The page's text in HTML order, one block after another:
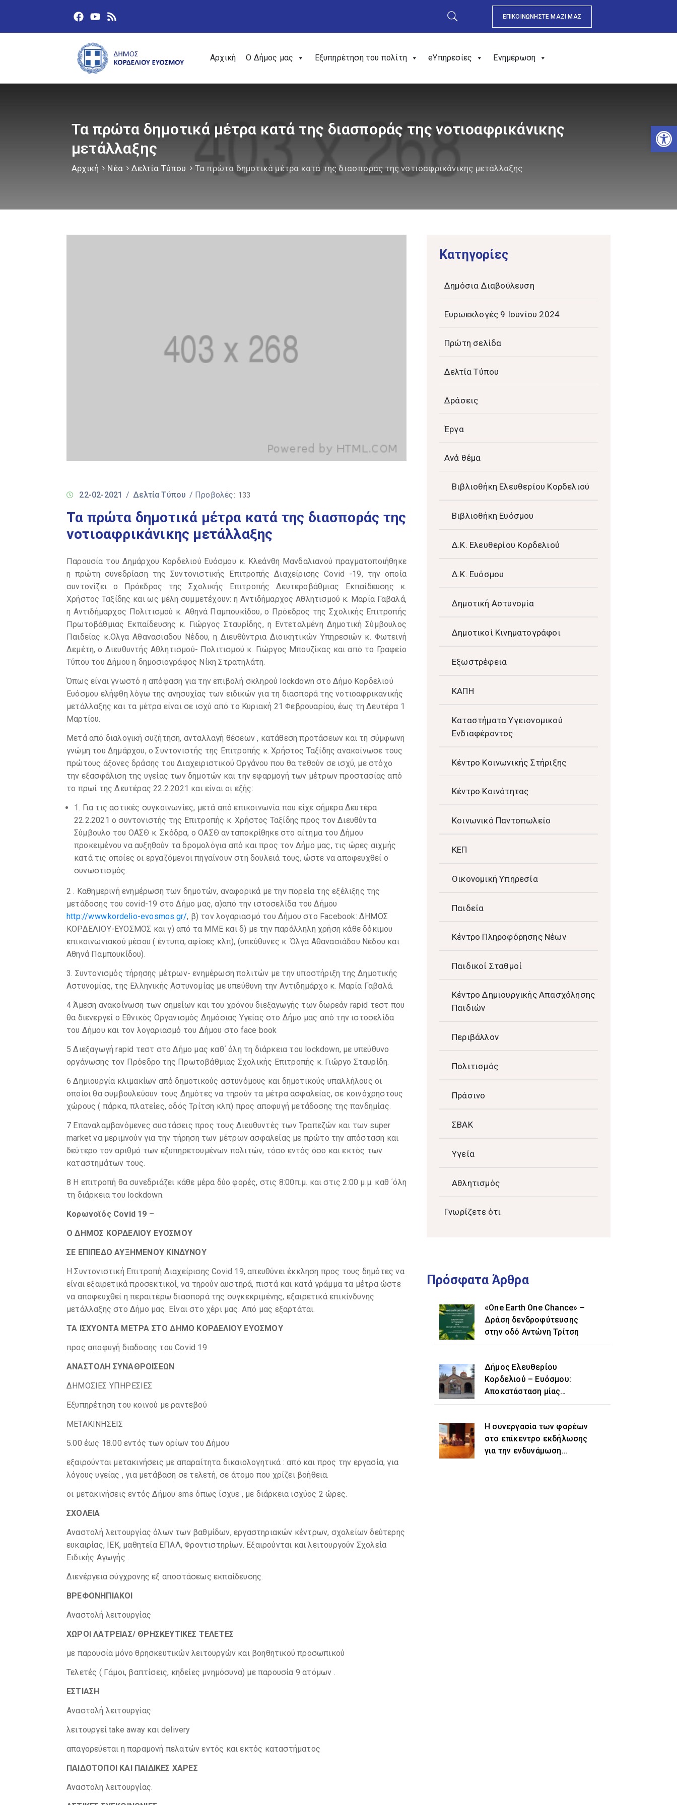
ΕΠΙΚΟΙΝΩΝΗΣΤΕ ΜΑΖΙ ΜΑΣ
Αρχική Ο Δήμος μας Εξυπηρέτηση του πολίτη eΥπηρεσίες Ενημέρωση
Τα πρώτα δημοτικά μέτρα κατά της διασποράς της νοτιοαφρικάνικης
μετάλλαξης
Αρχική Νέα Δελτία Τύπου Τα πρώτα δημοτικά μέτρα κατά της διασποράς της νοτιοαφρικάνικης μετάλλαξης
22-02-2021 / Δελτία Τύπου / Προβολές: 133
Τα πρώτα δημοτικά μέτρα κατά της διασποράς της
νοτιοαφρικάνικης μετάλλαξης
Παρουσία του Δημάρχου Κορδελιού Ευόσμου κ. Κλεάνθη Μανδαλιανού πραγματοποιήθηκε
η πρώτη συνεδρίαση της Συντονιστικής Επιτροπής Διαχείρισης Covid -19, την οποία
συντονίζει ο Πρόεδρος της Σχολικής Επιτροπής Δευτεροβάθμιας Εκπαίδευσης κ.
Χρήστος Ταξίδης και ως μέλη συμμετέχουν: η Αντιδήμαρχος Αθλητισμού κ. Μαρία Γαβαλά,
η Αντιδήμαρχος Πολιτισμού κ. Αθηνά Παμπουκίδου, ο Πρόεδρος της Σχολικής Επιτροπής
Πρωτοβάθμιας Εκπαίδευσης κ. Γιώργος Σταυρίδης, η Εντεταλμένη Δημοτική Σύμβουλος
Παιδείας κ.Ολγα Αθανασιαδου Νέδου, η Διευθύντρια Διοικητικών Υπηρεσιών κ. Φωτεινή
Δεμέτη, ο Διευθυντής Αθλητισμού- Πολιτισμού κ. Γιώργος Μπουζίκας και από το Γραφείο
Τύπου του Δήμου η δημοσιογράφος Νίκη Στρατηλάτη.
Όπως είναι γνωστό η απόφαση για την επιβολή σκληρού lockdown στο Δήμο Κορδελιού
Ευόσμου ελήφθη λόγω της ανησυχίας των ειδικών για τη διασπορά της νοτιοαφρικανικής
μετάλλαξης και τα μέτρα είναι σε ισχύ από το Κυριακή 21 Φεβρουαρίου, έως τη Δευτέρα 1
Μαρτίου.
Μετά από διαλογική συζήτηση, ανταλλαγή θέσεων , κατάθεση προτάσεων και τη σύμφωνη
γνώμη του Δημάρχου, ο Συντονιστής της Επιτροπής κ. Χρήστος Ταξίδης ανακοίνωσε τους
πρώτους άξονες δράσης του Διαχειριστικού Οργάνου που θα τεθούν σε ισχύ, με στόχο
την εξασφάλιση της υγείας των δημοτών και την εφαρμογή των μέτρων προστασίας από
το πρωί της Δευτέρας 22.2.2021 και είναι οι εξής:
1. Για τις αστικές συγκοινωνίες, μετά από επικοινωνία που είχε σήμερα Δευτέρα
22.2.2021 ο συντονιστής της Επιτροπής κ. Χρήστος Ταξίδης προς τον Διευθύντα
Σύμβουλο του ΟΑΣΘ κ. Σκόδρα, ο ΟΑΣΘ ανταποκρίθηκε στο αίτημα του Δήμου
προκειμένου να αυξηθούν τα δρομολόγια από και προς τον Δήμο μας, τις ώρες αιχμής
κατά τις οποίες οι εργαζόμενοι πηγαίνουν στη δουλειά τους, ώστε να αποφευχθεί ο
συνωστισμός.
2 . Καθημερινή ενημέρωση των δημοτών, αναφορικά με την πορεία της εξέλιξης της
μετάδοσης του covid-19 στο Δήμο μας, α)από την ιστοσελίδα του Δήμου
http://www.kordelio-evosmos.gr/, β) τον λογαριασμό του Δήμου στο Facebook: ΔΗΜΟΣ
ΚΟΡΔΕΛΙΟΥ-ΕΥΟΣΜΟΣ και γ) από τα ΜΜΕ και δ) με την παράλληλη χρήση κάθε δόκιμου
επικοινωνιακού μέσου ( έντυπα, αφίσες κλπ), (υπεύθυνες κ. Όλγα Αθανασιάδου Νέδου και
Αθηνά Παμπουκίδου).
3. Συντονισμός τήρησης μέτρων- ενημέρωση πολιτών με την υποστήριξη της Δημοτικής
Αστυνομίας, της Ελληνικής Αστυνομίας με υπεύθυνη την Αντιδημάρχο κ. Μαρία Γαβαλά.
4 Άμεση ανακοίνωση των σημείων και του χρόνου διεξαγωγής των δωρεάν rapid τεστ που
θα διενεργεί ο Εθνικός Οργανισμός Δημόσιας Υγείας στο Δήμο μας από την ιστοσελίδα
του Δήμου και τον λογαριασμό του Δήμου στο face book
5 Διεξαγωγή rapid τεστ στο Δήμο μας καθ΄ όλη τη διάρκεια του lockdown, με υπεύθυνο
οργάνωσης τον Πρόεδρο της Πρωτοβάθμιας Σχολικής Επιτροπής κ. Γιώργο Σταυρίδη.
6 Δημιουργία κλιμακίων από δημοτικούς αστυνόμους και δημοτικούς υπαλλήλους οι
οποίοι θα συμβουλεύουν τους Δημότες να τηρούν τα μέτρα ασφαλείας, σε κοινόχρηστους
χώρους ( πάρκα, πλατείες, οδός Τρίτση κλπ) προς αποφυγή μετάδοσης της πανδημίας.
7 Επαναλαμβανόμενες συστάσεις προς τους Διευθυντές των Τραπεζών και των super
market να μεριμνούν για την τήρηση των μέτρων ασφαλείας με πρώτο την απόσταση και
δεύτερο τον αριθμό των εξυπηρετουμένων πολιτών, τόσο εντός όσο και εκτός των
καταστημάτων τους.
8 Η επιτροπή θα συνεδριάζει κάθε μέρα δύο φορές, στις 8:00π.μ. και στις 2:00 μ.μ. καθ ΄όλη
τη διάρκεια του lockdown.
Κορωνοϊός Covid 19 –
Ο ΔΗΜΟΣ ΚΟΡΔΕΛΙΟΥ ΕΥΟΣΜΟΥ
ΣΕ ΕΠΙΠΕΔΟ ΑΥΞΗΜΕΝΟΥ ΚΙΝΔΥΝΟΥ
Η Συντονιστική Επιτροπή Διαχείρισης Covid 19, απευθύνει έκκληση προς τους δημότες να
είναι εξαιρετικά προσεκτικοί, να τηρούν αυστηρά, πιστά και κατά γράμμα τα μέτρα ώστε
να αποφευχθεί η περαιτέρω διασπορά της συγκεκριμένης, εξαιρετικά επικίνδυνης
μετάλλαξης στο Δήμο μας. Είναι στο χέρι μας. Από μας εξαρτάται.
ΤΑ ΙΣΧΥΟΝΤΑ ΜΕΤΡΑ ΣΤΟ ΔΗΜΟ ΚΟΡΔΕΛΙΟΥ ΕΥΟΣΜΟΥ
προς αποφυγή διαδοσης του Covid 19
ΑΝΑΣΤΟΛΗ ΣΥΝΑΘΡΟΙΣΕΩΝ
ΔΗΜΟΣΙΕΣ ΥΠΗΡΕΣΙΕΣ
Εξυπηρέτηση του κοινού με ραντεβού
ΜΕΤΑΚΙΝΗΣΕΙΣ
5.00 έως 18.00 εντός των ορίων του Δήμου
εξαιρούνται μετακινήσεις με απαραίτητα δικαιολογητικά : από και προς την εργασία, για
λόγους υγείας , για μετάβαση σε τελετή, σε άτομο που χρίζει βοήθεια.
οι μετακινήσεις εντός Δήμου sms όπως ίσχυε , με διάρκεια ισχύος 2 ώρες.
ΣΧΟΛΕΙΑ
Αναστολή λειτουργίας όλων των βαθμίδων, εργαστηριακών κέντρων, σχολείων δεύτερης
ευκαιρίας, ΙΕΚ, μαθητεία ΕΠΑΛ, Φροντιστηρίων. Εξαιρούνται και λειτουργούν Σχολεία
Ειδικής Αγωγής .
Διενέργεια σύγχρονης εξ αποστάσεως εκπαίδευσης.
ΒΡΕΦΟΝΗΠΙΑΚΟΙ
Αναστολή λειτουργίας
ΧΩΡΟΙ ΛΑΤΡΕΙΑΣ/ ΘΡΗΣΚΕΥΤΙΚΕΣ ΤΕΛΕΤΕΣ
με παρουσία μόνο θρησκευτικών λειτουργών και βοηθητικού προσωπικού
Τελετές ( Γάμοι, βαπτίσεις, κηδείες μνημόσυνα) με παρουσία 9 ατόμων .
ΕΣΤΙΑΣΗ
Αναστολή λειτουργίας
λειτουργεί take away και delivery
απαγορεύεται η παραμονή πελατών εντός και εκτός καταστήματος
ΠΑΙΔΟΤΟΠΟΙ ΚΑΙ ΠΑΙΔΙΚΕΣ ΧΑΡΕΣ
Αναστολη λειτουργίας.
Kατηγορίες
Δημόσια Διαβούλευση
Ευρωεκλογές 9 Ιουνίου 2024
Πρώτη σελίδα
Δελτία Τύπου
Δράσεις
Έργα
Ανά θέμα
Βιβλιοθήκη Ελευθερίου Κορδελιού
Βιβλιοθήκη Ευόσμου
Δ.Κ. Ελευθερίου Κορδελιού
Δ.Κ. Ευόσμου
Δημοτική Αστυνομία
Δημοτικοί Κινηματογράφοι
Εξωστρέφεια
ΚΑΠΗ
Καταστήματα Υγειονομικού
Ενδιαφέροντος
Κέντρο Κοινωνικής Στήριξης
Κέντρο Κοινότητας
Κοινωνικό Παντοπωλείο
ΚΕΠ
Οικονομική Υπηρεσία
Παιδεία
Κέντρο Πληροφόρησης Νέων
Παιδικοί Σταθμοί
Κέντρο Δημιουργικής Απασχόλησης
Παιδιών
Περιβάλλον
Πολιτισμός
Πράσινο
ΣΒΑΚ
Υγεία
Αθλητισμός
Γνωρίζετε ότι
Πρόσφατα Άρθρα
«One Earth One Chance» –
Δράση δενδροφύτευσης
στην οδό Αντώνη Τρίτση
Δήμος Ελευθερίου
Κορδελιού – Ευόσμου:
Αποκατάσταση μίας
ιστορικής αδικίας η
«Ελευθέριο» στην
ονομασία του δήμου
Η συνεργασία των φορέων
στο επίκεντρο εκδήλωσης
για την ενδυνάμωση